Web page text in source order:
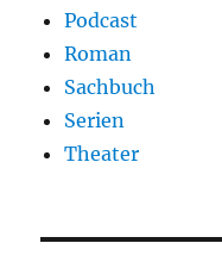
Podcast
Roman
Sachbuch
Serien
Theater